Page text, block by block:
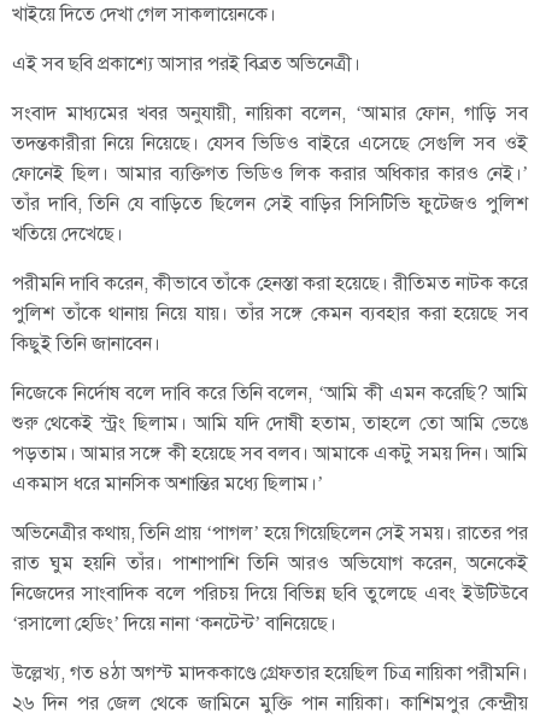
খাইয়ে দিতে দেখা গেল সাকলায়েনকে।
এই সব ছবি প্রকাশ্যে আসার পরই বিব্রত অভিনেত্রী।
সংবাদ মাধ্যমের খবর অনুযায়ী, নায়িকা বলেন, ‘আমার ফোন, গাড়ি সব
তদন্তকারীরা নিয়ে নিয়েছে। যেসব ভিডিও বাইরে এসেছে সেগুলি সব ওই
ফোনেই ছিল। আমার ব্যক্তিগত ভিডিও লিক করার অধিকার কারও নেই।’
তাঁর দাবি, তিনি যে বাড়িতে ছিলেন সেই বাড়ির সিসিটিভি ফুটেজও পুলিশ
খতিয়ে দেখেছে।
পরীমনি দাবি করেন, কীভাবে তাঁকে হেনস্তা করা হয়েছে। রীতিমত নাটক করে
পুলিশ তাঁকে থানায় নিয়ে যায়। তাঁর সঙ্গে কেমন ব্যবহার করা হয়েছে সব
কিছুই তিনি জানাবেন।
নিজেকে নির্দোষ বলে দাবি করে তিনি বলেন, ‘আমি কী এমন করেছি? আমি
শুরু থেকেই স্ট্রং ছিলাম। আমি যদি দোষী হতাম, তাহলে তো আমি ভেঙে
পড়তাম। আমার সঙ্গে কী হয়েছে সব বলব। আমাকে একটু সময় দিন। আমি
একমাস ধরে মানসিক অশান্তির মধ্যে ছিলাম।’
অভিনেত্রীর কথায়, তিনি প্রায় ‘পাগল’ হয়ে গিয়েছিলেন সেই সময়। রাতের পর
রাত ঘুম হয়নি তাঁর। পাশাপাশি তিনি আরও অভিযোগ করেন, অনেকেই
নিজেদের সাংবাদিক বলে পরিচয় দিয়ে বিভিন্ন ছবি তুলেছে এবং ইউটিউবে
‘রসালো হেডিং’ দিয়ে নানা ‘কনটেন্ট’ বানিয়েছে।
উল্লেখ্য, গত ৪ঠা অগস্ট মাদককাণ্ডে গ্রেফতার হয়েছিল চিত্র নায়িকা পরীমনি।
২৬ দিন পর জেল থেকে জামিনে মুক্তি পান নায়িকা। কাশিমপুর কেন্দ্রীয়